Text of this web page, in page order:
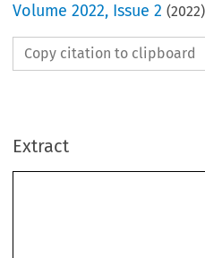
Volume2022, Issue 2 (2022
Copy citation to clipboard
Extract